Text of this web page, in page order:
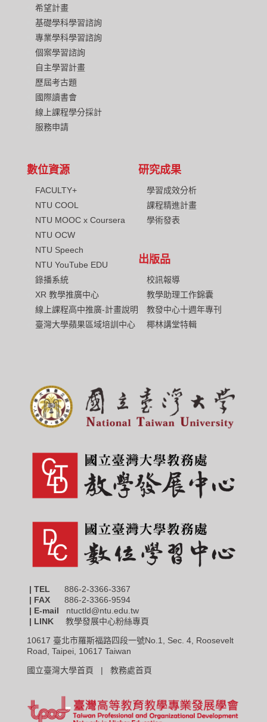
希望計畫
基礎學科學習諮詢
專業學科學習諮詢
個案學習諮詢
自主學習計畫
歷屆考古題
國際讀書會
線上課程學分採計
服務申請
數位資源
FACULTY+
NTU COOL
NTU MOOC x Coursera
NTU OCW
NTU Speech
NTU YouTube EDU
錄播系統
XR 教學推廣中心
線上課程高中推廣-計畫說明
臺灣大學蘋果區域培訓中心
研究成果
學習成效分析
課程精進計畫
學術發表
出版品
校訊報導
教學助理工作錦囊
教發中心十週年專刊
椰林講堂特輯
| TEL 886-2-3366-3367
| FAX
886-2-3366-9594
| E-mail ntuctld@ntu.edu.tw
| LINK 教學發展中心粉絲專頁
10617 臺北市羅斯福路四段一號No.1, Sec. 4, Roosevelt
Road, Taipei, 10617 Taiwan
國立臺灣大學首頁 | 教務處首頁